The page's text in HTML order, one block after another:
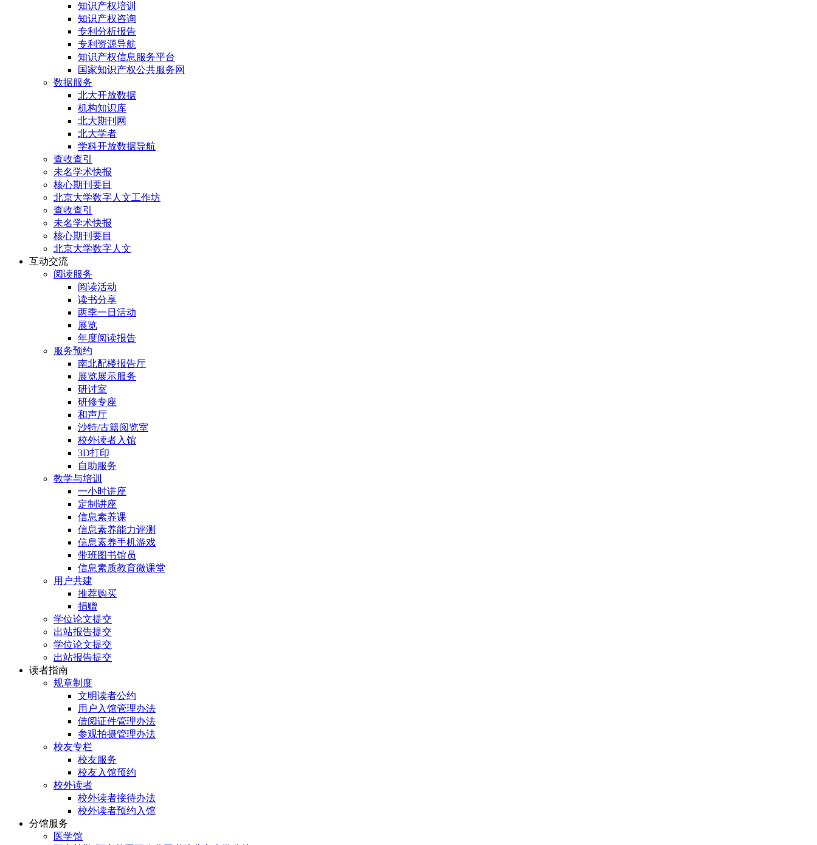
知识产权培训
知识产权咨询
专利分析报告
专利资源导航
知识产权信息服务平台
国家知识产权公共服务网
数据服务
北大开放数据
机构知识库
北大期刊网
北大学者
学科开放数据导航
查收查引
未名学术快报
核心期刊要目
北京大学数字人文工作坊
查收查引
未名学术快报
核心期刊要目
北京大学数字人文
互动交流
阅读服务
阅读活动
读书分享
两季一日活动
展览
年度阅读报告
服务预约
南北配楼报告厅
展览展示服务
研讨室
研修专座
和声厅
沙特/古籍阅览室
校外读者入馆
3D打印
自助服务
教学与培训
一小时讲座
定制讲座
信息素养课
信息素养能力评测
信息素养手机游戏
带班图书馆员
信息素质教育微课堂
用户共建
推荐购买
捐赠
学位论文提交
出站报告提交
学位论文提交
出站报告提交
读者指南
规章制度
文明读者公约
用户入馆管理办法
借阅证件管理办法
参观拍摄管理办法
校友专栏
校友服务
校友入馆预约
校外读者
校外读者接待办法
校外读者预约入馆
分馆服务
医学馆